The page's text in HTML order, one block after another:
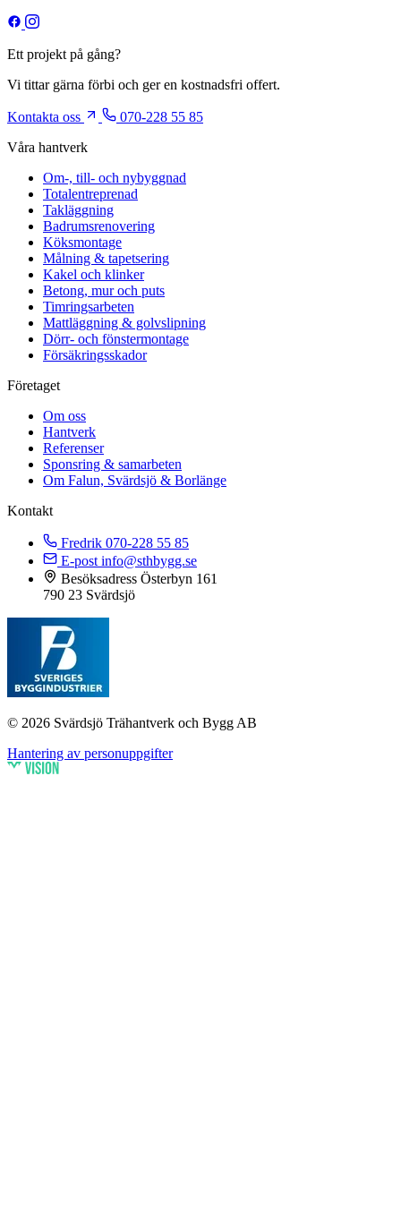
Ett projekt på gång?
Vi tittar gärna förbi och ger en kostnadsfri offert.
Kontakta oss
070-228 55 85
Våra hantverk
Om-, till- och nybyggnad
Totalentreprenad
Takläggning
Badrumsrenovering
Köksmontage
Målning & tapetsering
Kakel och klinker
Betong, mur och puts
Timringsarbeten
Mattläggning & golvslipning
Dörr- och fönstermontage
Försäkringsskador
Företaget
Om oss
Hantverk
Referenser
Sponsring & samarbeten
Om Falun, Svärdsjö & Borlänge
Kontakt
Fredrik 070-228 55 85
E-post info@sthbygg.se
Besöksadress Österbyn 161
790 23 Svärdsjö
© 2026 Svärdsjö Trähantverk och Bygg AB
Hantering av personuppgifter